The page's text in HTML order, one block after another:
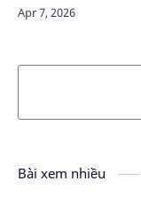
nghị lực phi
Bài xem nhiều